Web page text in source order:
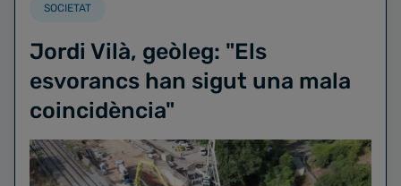
SOCIETAT
Jordi Vilà, geòleg: "Els
esvorancs han sigut una mala
coincidència"